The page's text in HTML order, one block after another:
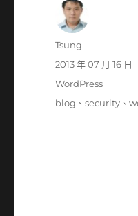
作
Tsung
發
期:
2013 年 07 月 16 日
分
類
WordPress
標
blog 、security 、